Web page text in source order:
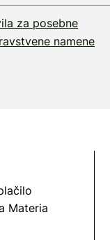
za posebne
namene
Materia